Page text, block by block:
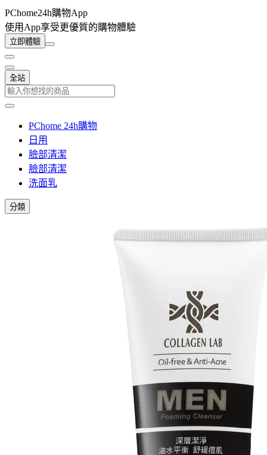
PChome24h購物App
使用App享受更優質的購物體驗
立即體驗
全站
PChome 24h購物
日用
臉部清潔
臉部清潔
洗面乳
分類